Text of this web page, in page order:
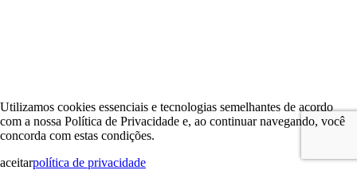
Utilizamos cookies essenciais e tecnologias semelhantes de acordo
com a nossa Política de Privacidade e, ao continuar navegando, você
concorda com estas condições.
aceitarpolítica de privacidade